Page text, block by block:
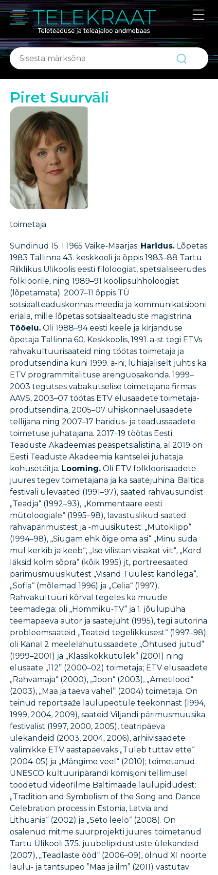
ABIKS
Portaalist
Piret Suurväli
toimetaja
Sündinud 15. I 1965 Väike-Maarjas. Haridus. Lõpetas
1983 Tallinna 43. keskkooli ja õppis 1983–88 Tartu
Riiklikus Ülikoolis eesti filoloogiat, spetsialiseerudes
folkloorile, ning 1989–91 koolipsühholoogiat
(lõpetamata). 2007–11 õppis TÜ
sotsiaalteaduskonnas meedia ja kommunikatsiooni
eriala, mille lõpetas sotsiaalteaduste magistrina.
Tööelu. Oli 1988–94 eesti keele ja kirjanduse
õpetaja Tallinna 60. Keskkoolis, 1991. a-st tegi ETVs
rahvakultuurisaateid ning töötas toimetaja ja
produtsendina kuni 1999. a-ni, lühiajaliselt juhtis ka
ETV programmitalituse arenguosakonda. 1999–
2003 tegutses vabakutselise toimetajana firmas
AAVS, 2003–07 töötas ETV elusaadete toimetaja-
produtsendina, 2005–07 ühiskonnaelusaadete
tellijana ning 2007–17 haridus- ja teadussaadete
toimetuse juhatajana. 2017–19 töötas Eesti
Teaduste Akadeemias peaspetsialistina, al 2019 on
Eesti Teaduste Akadeemia kantselei juhataja
kohusetäitja. Looming. Oli ETV folkloorisaadete
juures tegev toimetajana ja ka saatejuhina: Baltica
festivali ülevaated (1991–97), saated rahvausundist
„Teadja“ (1992–93), „Kommentaare eesti
mütoloogiale“ (1995–98), lavastuslikud saated
rahvapärimustest ja -muusikutest: „Mütoklipp“
(1994–98), „Siugam ehk õige oma asi“ „Minu süda
mul kerkib ja keeb“, „Ise vilistan viisakat viit“, „Kord
läksid kolm sõpra“ (kõik 1995) jt, portreesaated
pärimusmuusikutest „Visand Tuulest kandlega“,
„Sofia“ (mõlemad 1996) ja „Celia“ (1997).
Rahvakultuuri kõrval tegeles ka muude
teemadega: oli „Hommiku-TV“ ja 1. jõulupüha
teemapäeva autor ja saatejuht (1995), tegi autorina
probleemsaateid „Teateid tegelikkusest“ (1997–98);
oli Kanal 2 meelelahutussaadete „Õhtused jutud”
(1999–2001) ja „Klassikokkutulek” (2001) ning
elusaate „112” (2000–02) toimetaja; ETV elusaadete
„Rahvamaja“ (2000), „Joon“ (2003), „Ametilood“
(2003), „Maa ja taeva vahel” (2004) toimetaja. On
teinud reportaaže laulupeotule teekonnast (1994,
1999, 2004, 2009), saateid Viljandi pärimusmuusika
festivalist (1997, 2000, 2005), teatripäeva
ülekandeid (2003, 2004, 2006), arhiivisaadete
valimikke ETV aastapäevaks „Tuleb tuttav ette“
(2004-05) ja „Mängime veel“ (2010); toimetanud
UNESCO kultuuripärandi komisjoni tellimusel
toodetud videofilme Baltimaade laulupidudest:
„Tradition and Symbolism of the Song and Dance
Celebration process in Estonia, Latvia and
Lithuania“ (2002) ja „Seto leelo“ (2008). On
osalenud mitme suurprojekti juures: toimetanud
Tartu Ülikooli 375. juubelipidustuste ülekandeid
(2007), „Teadlaste ööd“ (2006–09), olnud XI noorte
laulu- ja tantsupeo ”Maa ja ilm” (2011) vastutav